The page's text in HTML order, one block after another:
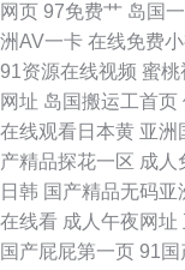
网页 97免费艹 岛国
洲AV一卡 在线免费
91资源在线视频 蜜桃
网址 岛国搬运工首页
在线观看日本黄 亚洲
产精品探花一区 成人
日韩 国产精品无码亚
在线看 成人午夜网址
国产屁屁第一页 91国